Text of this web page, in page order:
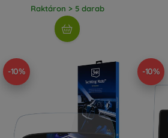
Raktáron > 5 darab
-10% -10%